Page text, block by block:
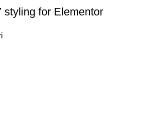
styling for Elementor